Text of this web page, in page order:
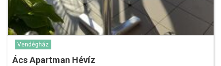
Vendégház
Ács Apartman Hévíz